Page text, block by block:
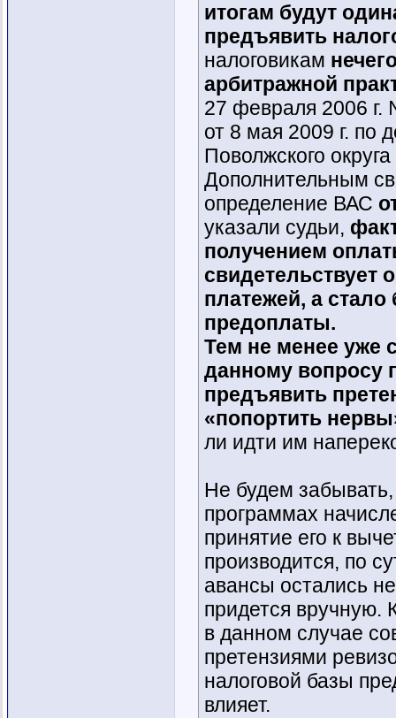
итогам будут
предъявить
налоговикам
арбитражной
27 февраля 2006 г.
от 8 мая 2009 г.
Поволжского
Дополнительным
определение ВАС
указали судьи,
получением
свидетельствует
платежей, а
предоплаты.
Тем не менее уже
данному вопросу
предъявить
«попортить
ли идти им
Не будем забывать,
программах
принятие его к
производится, по
авансы остались
придется вручную.
в данном случае
претензиями
налоговой базы
влияет.